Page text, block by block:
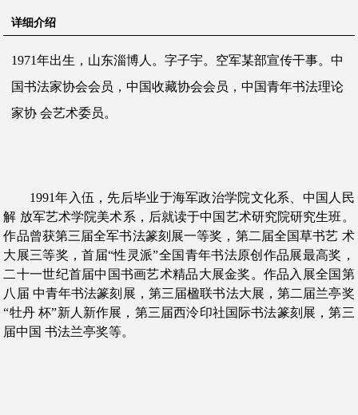
详细介绍
1971年出生，山东淄博人。字子宇。空军某部宣传干事。中
国书法家协会会员，中国收藏协会会员，中国青年书法理论
家协 会艺术委员。
1991年入伍，先后毕业于海军政治学院文化系、中国人民
解 放军艺术学院美术系，后就读于中国艺术研究院研究生班。
作品曾获第三届全军书法篆刻展一等奖，第二届全国草书艺 术
大展三等奖，首届“性灵派”全国青年书法原创作品展最高奖，
二十一世纪首届中国书画艺术精品大展金奖。作品入展全国第
八届 中青年书法篆刻展，第三届楹联书法大展，第二届兰亭奖
“牡丹 杯”新人新作展，第三届西泠印社国际书法篆刻展，第三
届中国 书法兰亭奖等。